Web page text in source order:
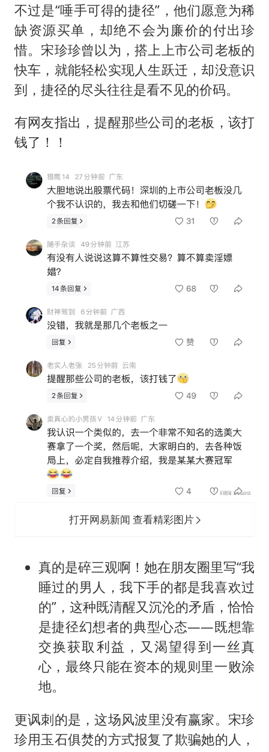
不过是“唾手可得的捷径”，他们愿意为稀
缺资源买单，却绝不会为廉价的付出珍
惜。宋珍珍曾以为，搭上上市公司老板的
快车，就能轻松实现人生跃迁，却没意识
到，捷径的尽头往往是看不见的价码。
有网友指出，提醒那些公司的老板，该打
钱了！！
打开网易新闻 查看精彩图片
真的是碎三观啊！她在朋友圈里写“我
睡过的男人，我下手的都是我喜欢过
的”，这种既清醒又沉沦的矛盾，恰恰
是捷径幻想者的典型心态——既想靠
交换获取利益，又渴望得到一丝真
心，最终只能在资本的规则里一败涂
地。
更讽刺的是，这场风波里没有赢家。宋珍
珍用玉石俱焚的方式报复了欺骗她的人，